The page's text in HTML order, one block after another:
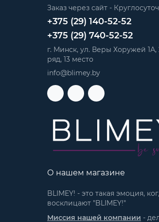
Заказ через сайт -
+375 (29) 140-52-52
+375 (29) 740-52-52
г. Минск, ул. Веры Хоружей 1А, 2
ряд, 13 место
info@blimey.by
О нашем магазине
BLIMEY! - это такая эмоция,
восклицают "BLIMEY!"
Миссия нашей компании -